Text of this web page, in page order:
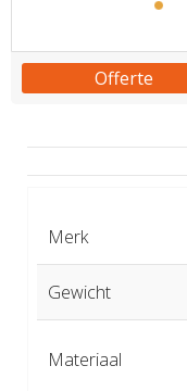
Offerte
Merk
Gewicht
Materiaal